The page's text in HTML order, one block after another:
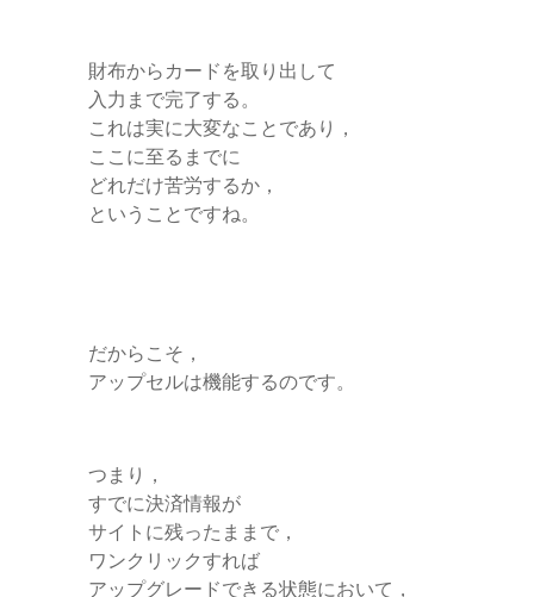
財布からカードを取り出して
入力まで完了する。
これは実に大変なことであり，
ここに至るまでに
どれだけ苦労するか，
ということですね。
だからこそ，
アップセルは機能するのです。
つまり，
すでに決済情報が
サイトに残ったままで，
ワンクリックすれば
アップグレードできる状態において，